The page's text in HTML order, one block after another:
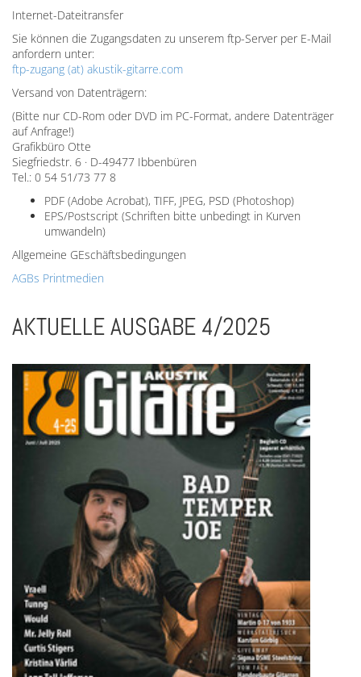
Internet-Dateitransfer
Sie können die Zugangsdaten zu unserem ftp-Server per E-Mail
anfordern unter:
ftp-zugang (at) akustik-gitarre.com
Versand von Datenträgern:
(Bitte nur CD-Rom oder DVD im PC-Format, andere Datenträger
auf Anfrage!)
Grafikbüro Otte
Siegfriedstr. 6 · D-49477 Ibbenbüren
Tel.: 0 54 51/73 77 8
PDF (Adobe Acrobat), TIFF, JPEG, PSD (Photoshop)
EPS/Postscript (Schriften bitte unbedingt in Kurven
umwandeln)
Allgemeine GEschäftsbedingungen
AGBs Printmedien
AKTUELLE AUSGABE 4/2025